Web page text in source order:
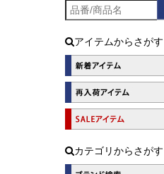
アイテムからさがす
カテゴリからさがす